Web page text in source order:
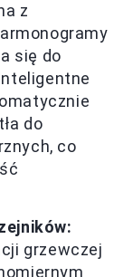
z
się do
do
co
grzewczej